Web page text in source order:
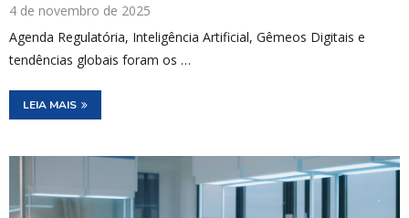
4 de novembro de 2025
Agenda Regulatória, Inteligência Artificial, Gêmeos Digitais e
tendências globais foram os …
LEIA MAIS